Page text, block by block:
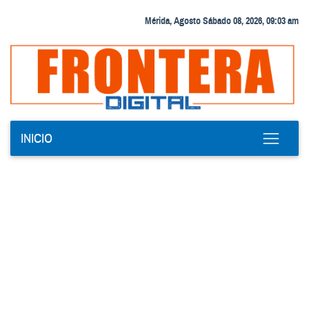
Mérida, Agosto Sábado 08, 2026, 09:03 am
INICIO